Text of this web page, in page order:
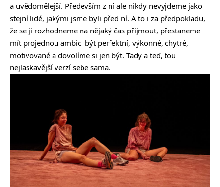
a uvědomělejší. Především z ní ale nikdy nevyjdeme jako
stejní lidé, jakými jsme byli před ní. A to i za předpokladu,
že se ji rozhodneme na nějaký čas přijmout, přestaneme
mít projednou ambici být perfektní, výkonné, chytré,
motivované a dovolíme si jen být. Tady a teď, tou
nejlaskavější verzí sebe sama.